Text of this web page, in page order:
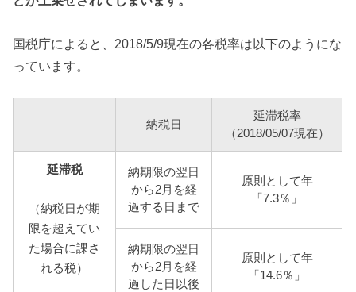
国税庁によると、2018/5/9現在の各税率は以下のようにな
っています。
納税日
延滞税率
（2018/05/07現在）
延滞税
（納税日が期
限を超えてい
た場合に課さ
れる税）
納期限の翌日
から2月を経
過する日まで
原則として年
「7.3％」
納期限の翌日
から2月を経
過した日以後
原則として年
「14.6％」